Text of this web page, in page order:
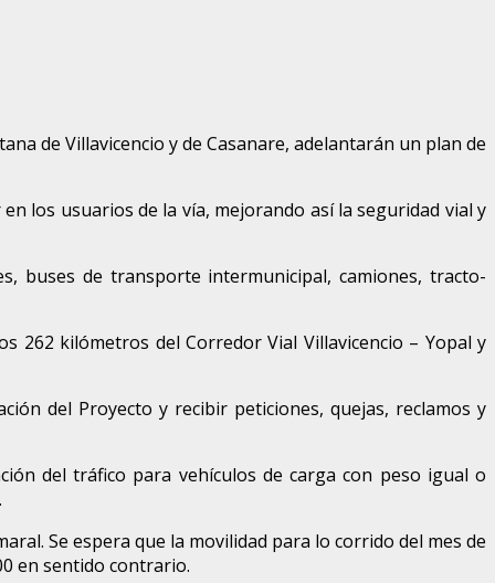
de Villavicencio y de Casanare, adelantarán un plan de
los usuarios de la vía, mejorando así la seguridad vial y
buses de transporte intermunicipal, camiones, tracto-
262 kilómetros del Corredor Vial Villavicencio – Yopal y
del Proyecto y recibir peticiones, quejas, reclamos y
del tráfico para vehículos de carga con peso igual o
Se espera que la movilidad para lo corrido del mes de
en sentido contrario.